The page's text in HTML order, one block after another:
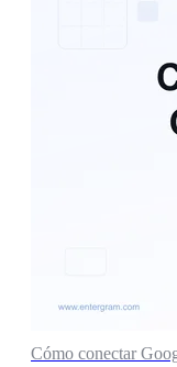
Cómo conectar